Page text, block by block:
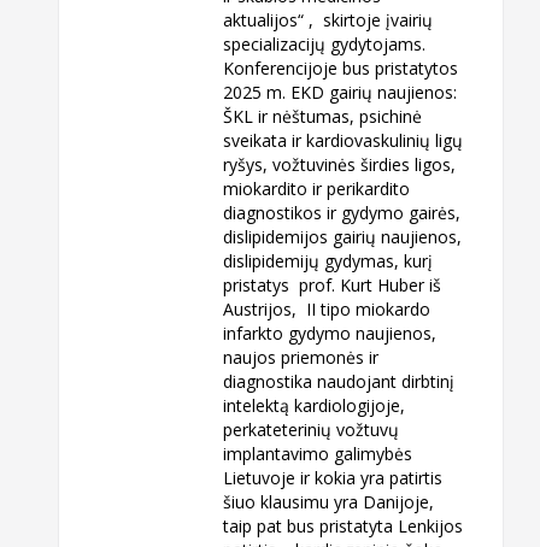
aktualijos“ , skirtoje įvairių
specializacijų gydytojams.
Konferencijoje bus pristatytos
2025 m. EKD gairių naujienos:
ŠKL ir nėštumas, psichinė
sveikata ir kardiovaskulinių ligų
ryšys, vožtuvinės širdies ligos,
miokardito ir perikardito
diagnostikos ir gydymo gairės,
dislipidemijos gairių naujienos,
dislipidemijų gydymas, kurį
pristatys prof. Kurt Huber iš
Austrijos, II tipo miokardo
infarkto gydymo naujienos,
naujos priemonės ir
diagnostika naudojant dirbtinį
intelektą kardiologijoje,
perkateterinių vožtuvų
implantavimo galimybės
Lietuvoje ir kokia yra patirtis
šiuo klausimu yra Danijoje,
taip pat bus pristatyta Lenkijos